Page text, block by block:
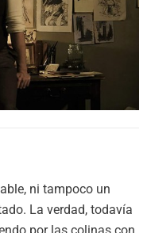
ni tampoco un
La verdad, todavía
por las colinas con